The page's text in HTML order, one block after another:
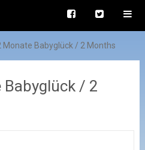
Monate Babyglück / 2 Months
/ 2